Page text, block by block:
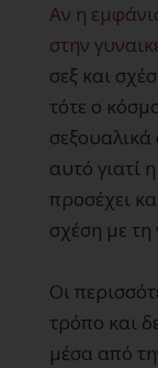
Αν η
στην
σεξ και
τότε ο
αυτό γιατί
προσέχει
σχέση με τη
Οι
τρόπο και
μέσα από